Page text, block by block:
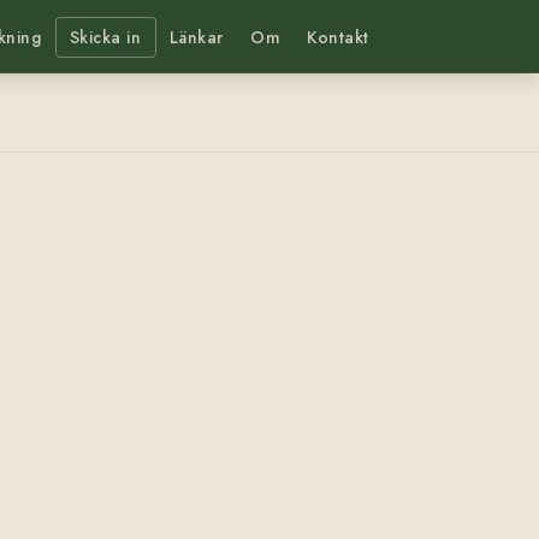
Skicka in Länkar Om Kontakt